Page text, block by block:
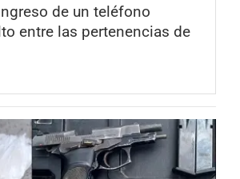
de un teléfono
entre las pertenencias de